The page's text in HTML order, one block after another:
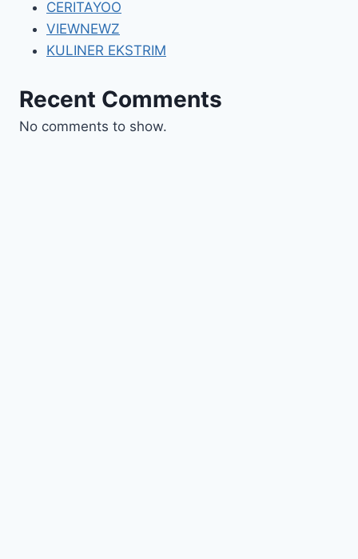
CERITAYOO
VIEWNEWZ
KULINER EKSTRIM
Recent Comments
No comments to show.